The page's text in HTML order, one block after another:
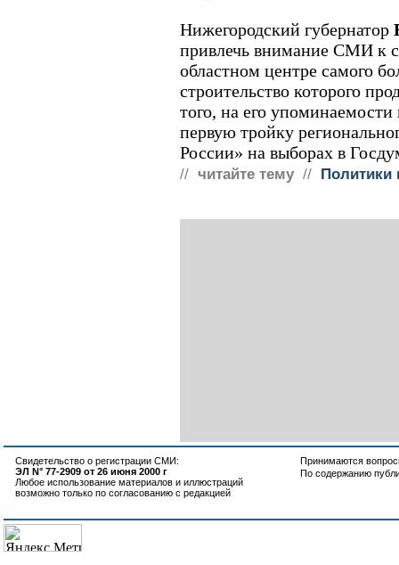
Нижегородский губернатор
привлечь внимание СМИ к
областном центре самого
строительство которого
того, на его
первую тройку
России» на выборах в
// читайте тему // Политики
Свидетельство о регистрации СМИ:
ЭЛ N° 77-2909 от 26 июня 2000 г
Любое использование материалов и иллюстраций
возможно только по согласованию с редакцией
Принимаются
По содержанию